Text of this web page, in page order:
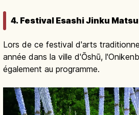
4. Festival Esashi Jinku
Lors de ce festival d'arts
année dans la ville d'Ōshū,
également au programme.